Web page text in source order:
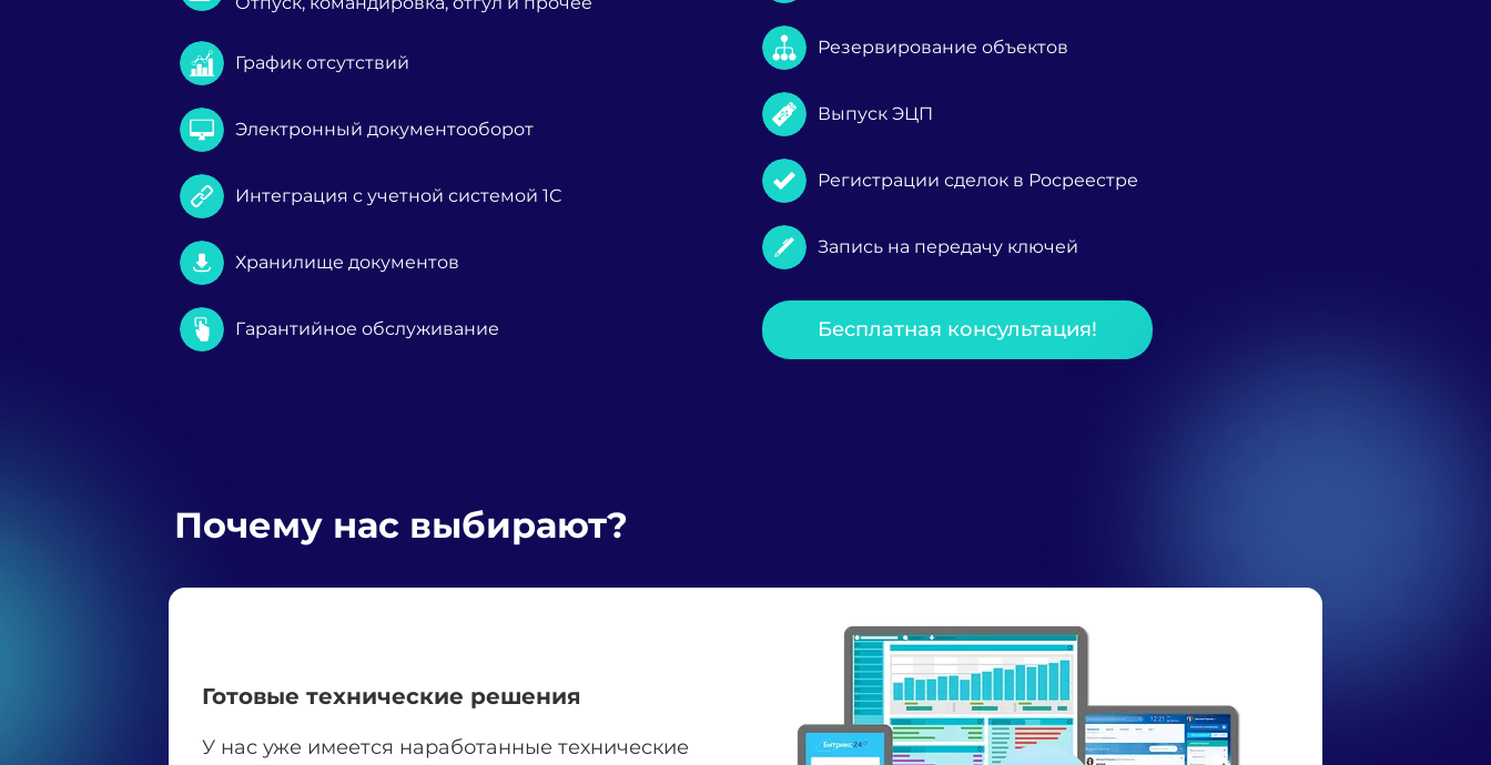
График отсутствий
Электронный документооборот
Интеграция с учетной системой 1С
Хранилище документов
Гарантийное обслуживание
Резервирование объектов
Выпуск ЭЦП
Регистрации сделок в Росреестре
Запись на передачу ключей
Бесплатная консультация!
Почему нас выбирают?
Готовые технические решения
У нас уже имеется наработанные технические